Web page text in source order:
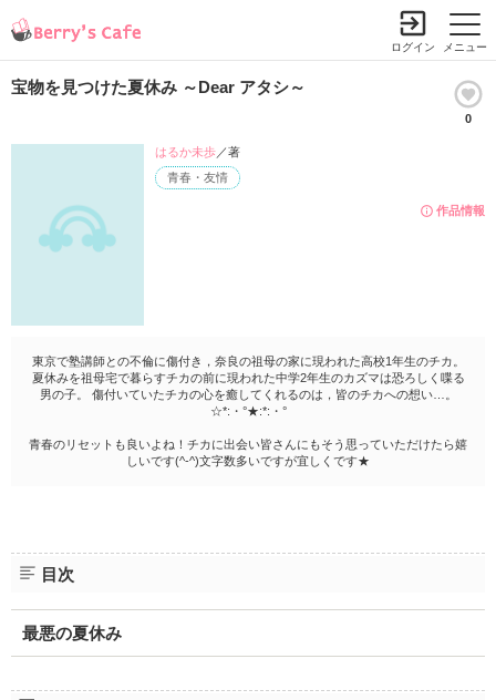
メニュー
ログイン
宝物を見つけた夏休み ～Dear アタシ～
0
作品情報
青春・友情
はるか未歩／著
東京で塾講師との不倫に傷付き，奈良の祖母の家に現われた高校1年生のチカ。
夏休みを祖母宅で暮らすチカの前に現われた中学2年生のカズマは恐ろしく喋る
男の子。 傷付いていたチカの心を癒してくれるのは，皆のチカへの想い…。
☆*:・°★:*:・°
青春のリセットも良いよね！チカに出会い皆さんにもそう思っていただけたら嬉
しいです(^-^)文字数多いですが宜しくです★
目次
最悪の夏休み